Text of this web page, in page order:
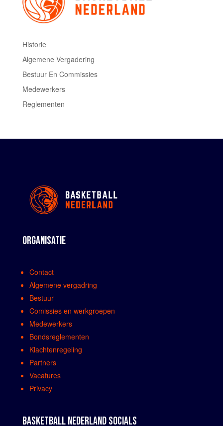
Historie
Algemene Vergadering
Bestuur En Commissies
Medewerkers
Reglementen
ORGANISATIE
Contact
Algemene vergadring
Bestuur
Comissies en werkgroepen
Medewerkers
Bondsreglementen
Klachtenregeling
Partners
Vacatures
Privacy
BASKETBALL NEDERLAND SOCIALS